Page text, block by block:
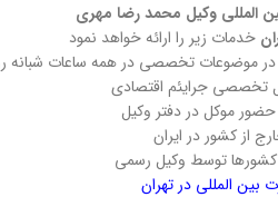
المللی وکیل محمد رضا مهری
خدمات زیر را ارائه خواهد نمود
در موضوعات تخصصی در همه ساعات شبانه
تخصصی جرایئم اقتصادی
موکل در دفتر وکیل
از کشور در ایران
کشورها توسط وکیل رسمی
بین المللی در تهران